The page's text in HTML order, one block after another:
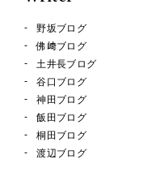
野坂ブログ
佛﨑ブログ
土井長ブログ
谷口ブログ
神田ブログ
飯田ブログ
桐田ブログ
渡辺ブログ